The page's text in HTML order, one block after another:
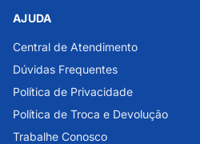
AJUDA
Central de Atendimento
Dúvidas Frequentes
Política de Privacidade
Política de Troca e Devolução
Trabalhe Conosco